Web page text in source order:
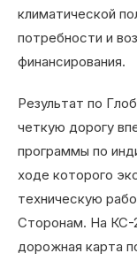
климатической
потребности и
финансирования.
Результат по
четкую дорогу
программы по
ходе которого
техническую
Сторонам. На КС-
дорожная карта